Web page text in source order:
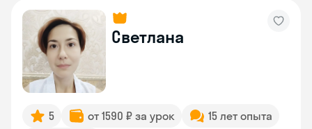
Светлана
5 от 1590 ₽ за урок
15 лет опыта